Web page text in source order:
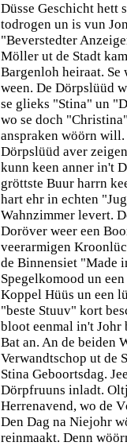
Düsse Geschicht hett
todrogen un is vun
"Beverstedter
Möller ut de Stadt
Bargenloh heiraat. Se
ween. De Dörpslüüd
se glieks "Stina" un
wo se doch
anspraken wöörn
Dörpslüüd aver
kunn keen anner in't
gröttste Buur harrn
hart ehr in echten
Wahnzimmer levert.
Doröver weer een
veerarmigen
de Binnensiet "Made
Spegelkomood un
Koppel Hüüs un een
"beste Stuuv" kort
bloot eenmal in't Johr
Bat an. An de beiden
Verwandtschop ut de
Stina Geboortsdag.
Dörpfruuns inladt.
Herrenavend, wo de
Den Dag na Niejohr
reinmaakt. Denn